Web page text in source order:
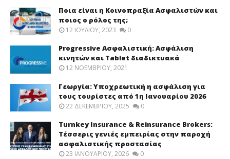
Ποια είναι η Κοινοπραξία Ασφαλιστών και
ποιος ο ρόλος της;
12 ΙΟΥΛΊΟΥ, 2023 0
Progressive Ασφαλιστική: Ασφάλιση
κινητών και Tablet διαδικτυακά
12 ΝΟΕΜΒΡΊΟΥ, 2021
Γεωργία: Υποχρεωτική η ασφάλιση για
τους τουρίστες από 1η Ιανουαρίου 2026
22 ΔΕΚΕΜΒΡΊΟΥ, 2025 0
Turnkey Insurance & Reinsurance Brokers:
Τέσσερις γενιές εμπειρίας στην παροχή
ασφαλιστικής προστασίας
23 ΙΑΝΟΥΑΡΊΟΥ, 2026 0